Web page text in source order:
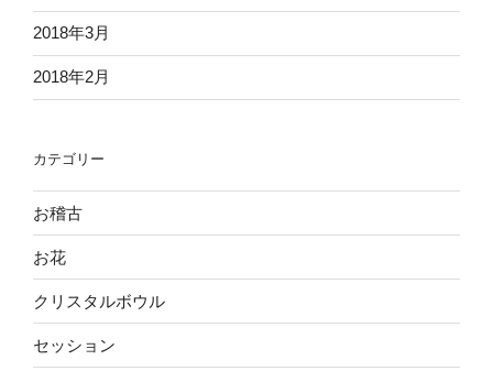
2018年3月
2018年2月
カテゴリー
お稽古
お花
クリスタルボウル
セッション